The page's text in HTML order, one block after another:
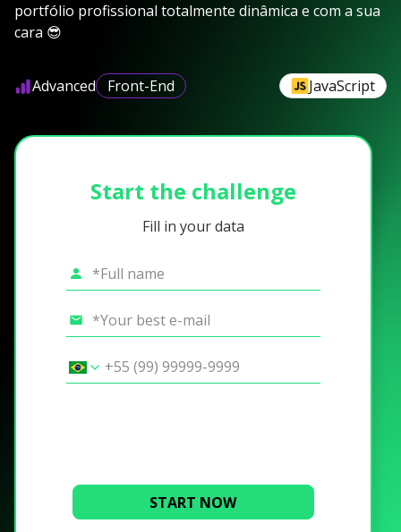
portfólio profissional totalmente dinâmica e com a sua
cara 😎
Advanced Front-End JavaScript
Start the challenge
Fill in your data
START NOW